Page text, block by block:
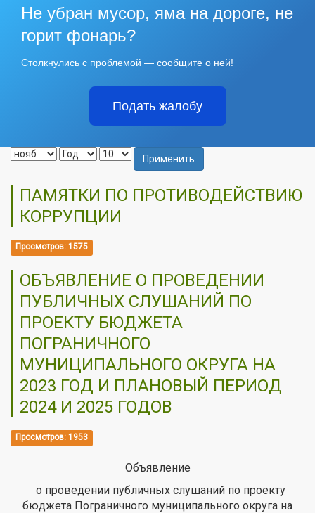
Не убран мусор, яма на дороге, не
горит фонарь?
Столкнулись с проблемой — сообщите о ней!
Подать жалобу
Применить
ПАМЯТКИ ПО ПРОТИВОДЕЙСТВИЮ
КОРРУПЦИИ
Просмотров: 1575
ОБЪЯВЛЕНИЕ О ПРОВЕДЕНИИ
ПУБЛИЧНЫХ СЛУШАНИЙ ПО
ПРОЕКТУ БЮДЖЕТА
ПОГРАНИЧНОГО
МУНИЦИПАЛЬНОГО ОКРУГА НА
2023 ГОД И ПЛАНОВЫЙ ПЕРИОД
2024 И 2025 ГОДОВ
Просмотров: 1953
Объявление
о проведении публичных слушаний по проекту
бюджета Пограничного муниципального округа на